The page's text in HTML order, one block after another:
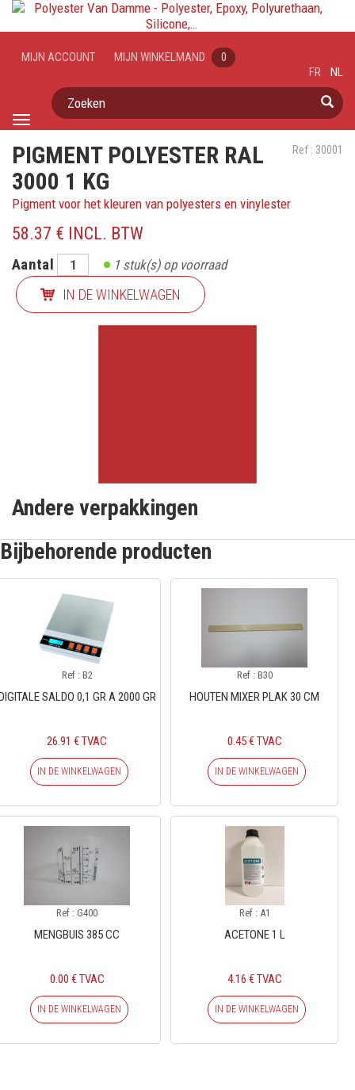
Toggle
MIJN ACCOUNT MIJN WINKELMAND 0
Zoeken
FR NL
Ref : 30001
PIGMENT POLYESTER RAL
3000 1 KG
Pigment voor het kleuren van polyesters en vinylester
58.37 € INCL. BTW
Aantal 1stuk(s) op voorraad
IN DE WINKELWAGEN
Andere verpakkingen
Bijbehorende producten
Ref : B2
SALDO 0,1 GR A 2000 GR
26.91 € TVAC
IN DE WINKELWAGEN
Ref : B30
HOUTEN MIXER PLAK 30 CM
0.45 € TVAC
IN DE WINKELWAGEN
Ref : G400
MENGBUIS 385 CC
0.00 € TVAC
IN DE WINKELWAGEN
Ref : A1
ACETONE 1 L
4.16 € TVAC
IN DE WINKELWAGEN